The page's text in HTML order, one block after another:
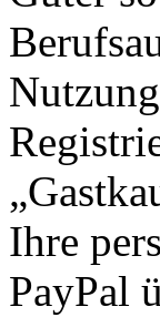
Ihre
PayPal